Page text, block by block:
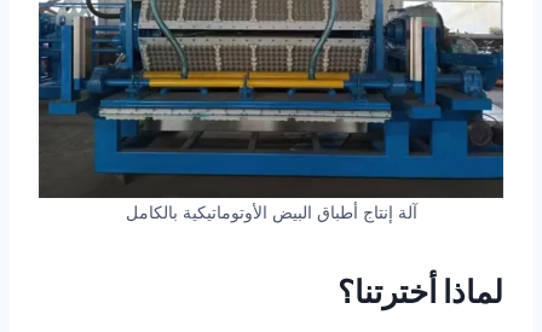
آلة إنتاج أطباق البيض الأوتوماتيكية بالكامل
لماذا أخترتنا؟